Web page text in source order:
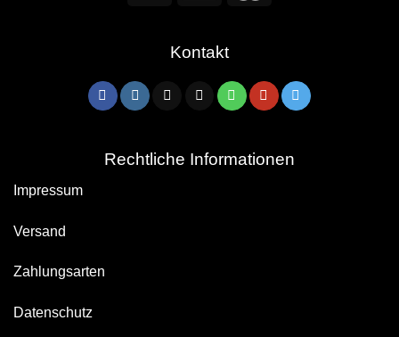
Kontakt
Rechtliche Informationen
Impressum
Versand
Zahlungsarten
Datenschutz